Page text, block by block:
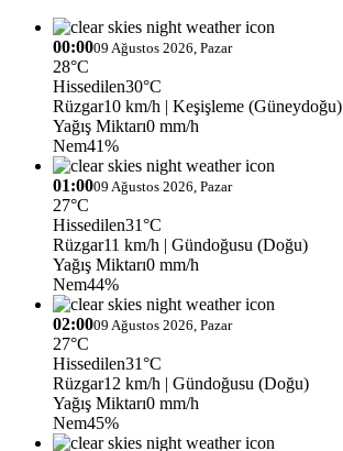
00:0009 Ağustos 2026, Pazar
28°C
Hissedilen30°C
Rüzgar10 km/h | Keşişleme (Güneydoğu)
Yağış Miktarı0 mm/h
Nem41%
01:0009 Ağustos 2026, Pazar
27°C
Hissedilen31°C
Rüzgar11 km/h | Gündoğusu (Doğu)
Yağış Miktarı0 mm/h
Nem44%
02:0009 Ağustos 2026, Pazar
27°C
Hissedilen31°C
Rüzgar12 km/h | Gündoğusu (Doğu)
Yağış Miktarı0 mm/h
Nem45%